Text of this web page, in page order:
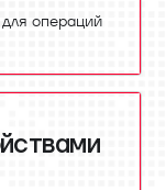
операций